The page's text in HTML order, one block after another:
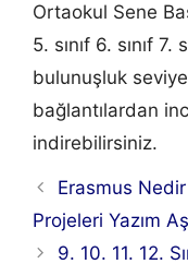
Ortaokul Sene
5. sınıf 6. sınıf 7.
bulunuşluk seviye
bağlantılardan
indirebilirsiniz.
Erasmus Nedir
Projeleri Yazım
9. 10. 11. 12.